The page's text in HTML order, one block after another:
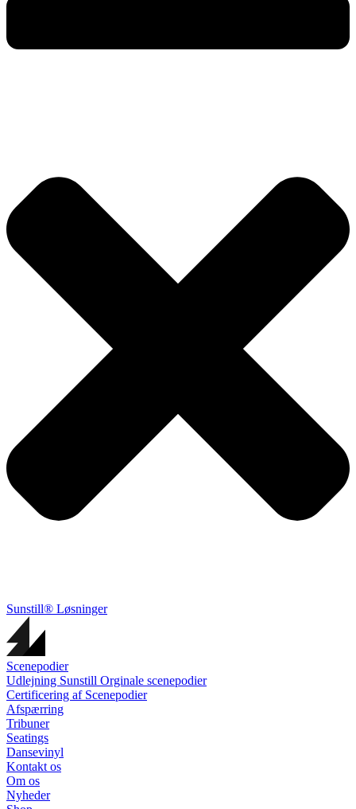
Sunstill® Løsninger
Scenepodier
Udlejning Sunstill Orginale scenepodier
Certificering af Scenepodier
Afspærring
Tribuner
Seatings
Dansevinyl
Kontakt os
Om os
Nyheder